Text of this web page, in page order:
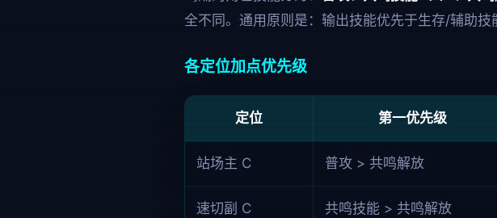
全不同。通用原则是：输出技能优先于生存/辅助技
各定位加点优先级
定位 第一优先级
站场主 C 普攻 > 共鸣解放
速切副 C 共鸣技能 > 共鸣解放